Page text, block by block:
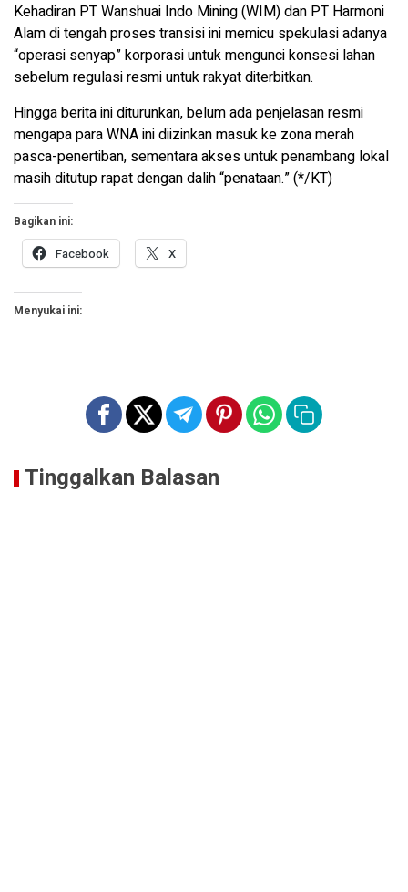
Kehadiran PT Wanshuai Indo Mining (WIM) dan PT Harmoni
Alam di tengah proses transisi ini memicu spekulasi adanya
“operasi senyap” korporasi untuk mengunci konsesi lahan
sebelum regulasi resmi untuk rakyat diterbitkan.
Hingga berita ini diturunkan, belum ada penjelasan resmi
mengapa para WNA ini diizinkan masuk ke zona merah
pasca-penertiban, sementara akses untuk penambang lokal
masih ditutup rapat dengan dalih “penataan.” (*/KT)
Bagikan ini:
Facebook X
Menyukai ini:
Tinggalkan Balasan